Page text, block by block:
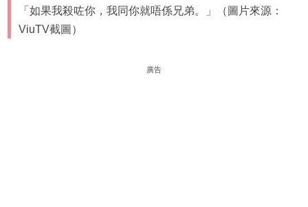
「如果我殺咗你，我同你就唔係兄弟。」（圖片來源：
ViuTV截圖）
廣告